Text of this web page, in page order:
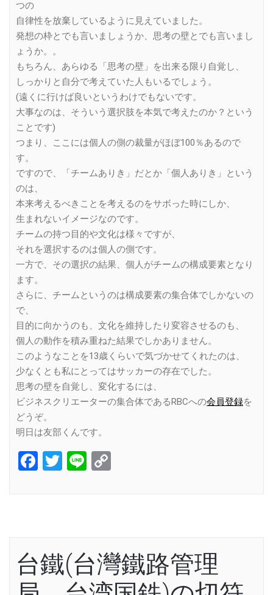
つの
自律性を放棄しているように見えていました。
発想の枠とでも言いましょうか、思考の壁とでも言いまし
ょうか。。
もちろん、あらゆる「思考の壁」を出来る限り自覚し、
しっかりと自分で考えていた人もいるでしょう。
(遠くに行けば良いというわけでもないです。
大事なのは、そういう選択肢を本気で考えたのか？という
ことです)
つまり、ここには個人の側の裁量がほぼ100％あるので
す。
ですので、「チームありき」だとか「個人ありき」という
のは、
本来考えるべきことを考えるのをサボった時にしか、
生まれないイメージなのです。
チームの持つ目的や文化は様々ですが、
それを選択するのは個人の側です。
一方で、その選択の結果、個人がチームの構成要素となり
ます。
さらに、チームというのは構成要素の集合体でしかないの
で、
目的に向かうのも、文化を維持したり変容させるのも、
個人の動作を積み重ねた結果でしかありません。
このようなことを13歳くらいで気づかせてくれたのは、
少なくとも私にとってはサッカーの存在でした。
思考の壁を自覚し、変化するには、
ビジネスクリエーターの集合体であるRBCへの会員登録を
どうぞ。
明日は友部くんです。
Facebook
Twitter
Line
台鐵(台灣鐵路管理